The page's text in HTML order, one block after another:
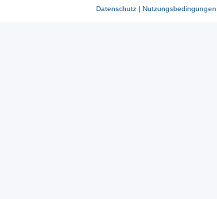
Datenschutz| Nutzungsbedingungen